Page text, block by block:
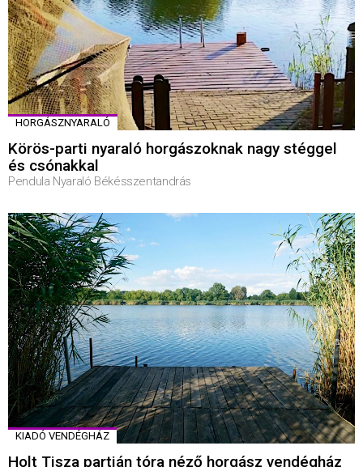
HORGÁSZNYARALÓ
Körös-parti nyaraló horgászoknak nagy stéggel
és csónakkal
Pendula Nyaraló Békésszentandrás
KIADÓ VENDÉGHÁZ
Holt Tisza partján tóra néző horgász vendégház